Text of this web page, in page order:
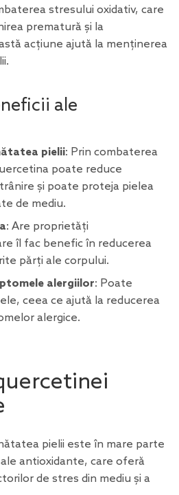
stresului oxidativ, care
prematură și la
acțiune ajută la menținerea
ale
pielii: Prin combaterea
poate reduce
și poate proteja pielea
de mediu.
: Are proprietăți
îl fac benefic în reducerea
părți ale corpului.
alergiilor: Poate
ceea ce ajută la reducerea
alergice.
pielii este în mare parte
antioxidante, care oferă
de stres din mediu și a